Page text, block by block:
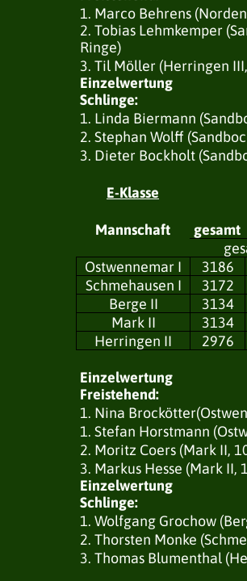
1. Marco Behrens
2. Tobias Lehmkemper
Ringe)
3. Til Möller (Herringen
Einzelwertung
Schlinge:
1. Linda Biermann
2. Stephan Wolff
3. Dieter Bockholt
E-Klasse
Mannschaft gesamt
Ostwennemar I
3186
Schmehausen I
3172
Berge II
3134
Mark II
3134
Herringen II
2976
Einzelwertung
Freistehend:
1. Nina
1. Stefan Horstmann
2. Moritz Coers (Mark II,
3. Markus Hesse (Mark II,
Einzelwertung
Schlinge:
1. Wolfgang Grochow
2. Thorsten Monke
3. Thomas Blumenthal